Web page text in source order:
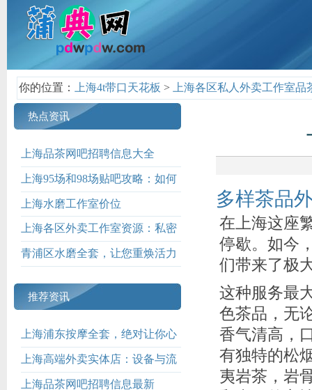
你的位置： 上海4t带口天花板 > 上海各区私人外卖工作室品
热点资讯
上海品茶网吧招聘信息大全
上海95场和98场贴吧攻略：如何
快速找到优质茶馆_401
上海水磨工作室价位
上海各区外卖工作室资源：私密
配送服务保障_169
青浦区水磨全套，让您重焕活力
推荐资讯
上海浦东按摩全套，绝对让你心
身舒畅！
上海高端外卖实体店：设备与流
程全曝光
上海品茶网吧招聘信息最新
多样茶品
在上海这座
停歇。如今
们带来了极
这种服务最
色茶品，无
香气清高，
有独特的松
夷岩茶，岩